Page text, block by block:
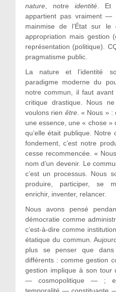
nature, notre identité. Et
appartient pas vraiment —
mainmise de l’État sur le
appropriation mais gestion
représentation (politique).
pragmatisme public.
La nature et l’identité
paradigme moderne du
notre commun, il faut
critique drastique. Nous ne
voulons rien être. « Nous » :
une essence, une « chose
qu’elle était publique. Notre
fondement, c’est notre
cesse recommencée. «
nom d’un devenir. Le
c’est un processus. Nous
produire, participer, se
enrichir, inventer, relancer.
Nous avons pensé
démocratie comme
c’est-à-dire comme
étatique du commun.
plus se penser que dans
différents : comme gestion
gestion implique à son tour
— cosmopolitique — ;